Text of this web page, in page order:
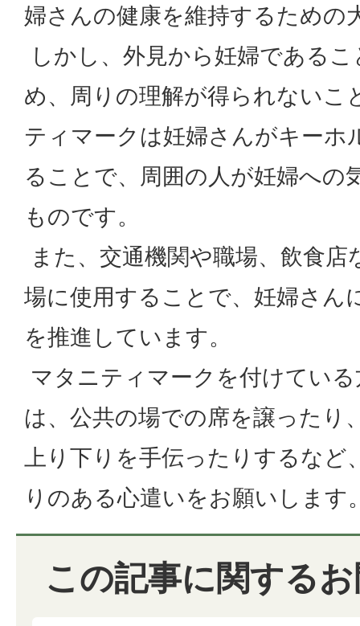
婦さんの健康を維持するための
しかし、外見から妊婦である
め、周りの理解が得られないこ
ティマークは妊婦さんがキーホ
ることで、周囲の人が妊婦への
ものです。
また、交通機関や職場、飲食
場に使用することで、妊婦さん
を推進しています。
マタニティマークを付けてい
は、公共の場での席を譲ったり
上り下りを手伝ったりするな
りのある心遣いをお願いします
この記事に関する